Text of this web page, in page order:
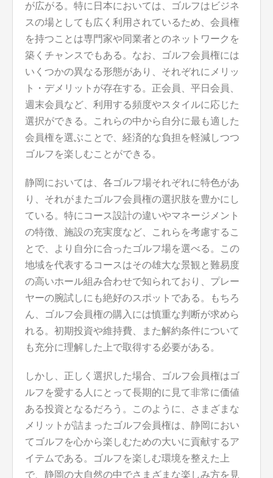
が広がる。特に日本においては、ゴルフはビジネ
スの場としても広く利用されているため、会員権
を持つことは専門家や同業者とのネットワークを
築くチャンスでもある。なお、ゴルフ会員権には
いくつかの異なる形態があり、それぞれにメリッ
ト・デメリットが存在する。正会員、平日会員、
週末会員など、利用する頻度やスタイルに応じた
選択ができる。これらの中から自分に最も適した
会員権を選ぶことで、経済的な負担を軽減しつつ
ゴルフを楽しむことができる。
静岡においては、各ゴルフ場それぞれに特色があ
り、それがまたゴルフ会員権の選択肢を豊かにし
ている。特にコース設計の違いやマネージメント
の特徴、施設の充実度など、これらを考慮するこ
とで、より自分に合ったゴルフ場を選べる。この
地域を代表するコースはその雄大な景観と難易度
の高いホール組み合わせで知られており、プレー
ヤーの腕試しにも絶好のスポットである。もちろ
ん、ゴルフ会員権の購入には慎重な判断が求めら
れる。初期投資や維持費、また解約条件について
も充分に理解した上で取得する必要がある。
しかし、正しく選択した場合、ゴルフ会員権はゴ
ルフを愛する人にとって長期的に見て非常に価値
ある投資となるだろう。このように、さまざまな
メリットが詰まったゴルフ会員権は、静岡におい
てゴルフを心から楽しむための大いに貢献するア
イテムである。ゴルフを楽しむ環境を整えた上
で、静岡の大自然の中でさまざまな楽しみ方を見